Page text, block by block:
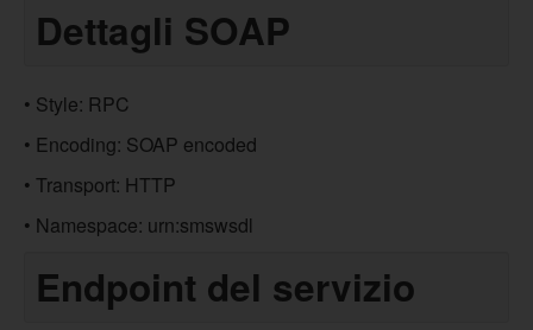
Dettagli SOAP
• Style: RPC
• Encoding: SOAP encoded
• Transport: HTTP
• Namespace: urn:smswsdl
Endpoint del servizio